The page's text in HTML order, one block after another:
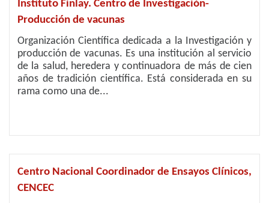
Instituto Finlay. Centro de Investigación-
Producción de vacunas
Organización Científica dedicada a la Investigación y
producción de vacunas. Es una institución al servicio
de la salud, heredera y continuadora de más de cien
años de tradición científica. Está considerada en su
rama como una de...
Centro Nacional Coordinador de Ensayos Clínicos,
CENCEC